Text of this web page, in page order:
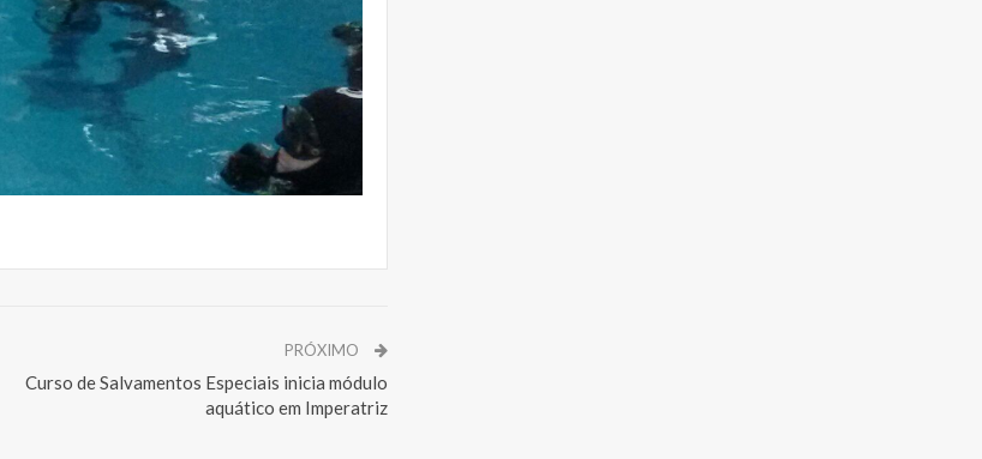
PRÓXIMO
Curso de Salvamentos Especiais inicia módulo
aquático em Imperatriz